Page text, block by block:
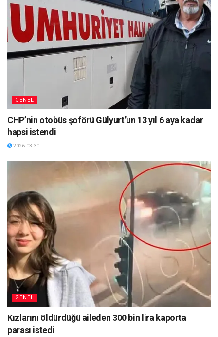
GENEL
CHP’nin otobüs şoförü Gülyurt’un 13 yıl 6 aya kadar
hapsi istendi
2026-03-30
GENEL
Kızlarını öldürdüğü aileden 300 bin lira kaporta
parası istedi